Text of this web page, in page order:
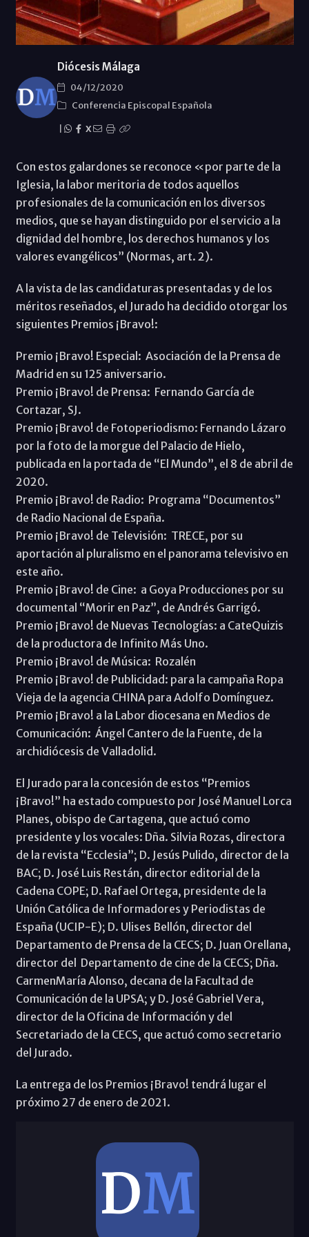
Diócesis Málaga
04/12/2020
Conferencia Episcopal Española
X
Con estos galardones se reconoce «por parte de la
Iglesia, la labor meritoria de todos aquellos
profesionales de la comunicación en los diversos
medios, que se hayan distinguido por el servicio a la
dignidad del hombre, los derechos humanos y los
valores evangélicos” (Normas, art. 2).
A la vista de las candidaturas presentadas y de los
méritos reseñados, el Jurado ha decidido otorgar los
siguientes Premios ¡Bravo!:
Premio ¡Bravo! Especial: Asociación de la Prensa de
Madrid en su 125 aniversario.
Premio ¡Bravo! de Prensa: Fernando García de
Cortazar, SJ.
Premio ¡Bravo! de Fotoperiodismo: Fernando Lázaro
por la foto de la morgue del Palacio de Hielo,
publicada en la portada de “El Mundo”, el 8 de abril de
2020.
Premio ¡Bravo! de Radio: Programa “Documentos”
de Radio Nacional de España.
Premio ¡Bravo! de Televisión: TRECE, por su
aportación al pluralismo en el panorama televisivo en
este año.
Premio ¡Bravo! de Cine: a Goya Producciones por su
documental “Morir en Paz”, de Andrés Garrigó.
Premio ¡Bravo! de Nuevas Tecnologías: a CateQuizis
de la productora de Infinito Más Uno.
Premio ¡Bravo! de Música: Rozalén
Premio ¡Bravo! de Publicidad: para la campaña Ropa
Vieja de la agencia CHINA para Adolfo Domínguez.
Premio ¡Bravo! a la Labor diocesana en Medios de
Comunicación: Ángel Cantero de la Fuente, de la
archidiócesis de Valladolid.
El Jurado para la concesión de estos “Premios
¡Bravo!” ha estado compuesto por José Manuel Lorca
Planes, obispo de Cartagena, que actuó como
presidente y los vocales: Dña. Silvia Rozas, directora
de la revista “Ecclesia”; D. Jesús Pulido, director de la
BAC; D. José Luis Restán, director editorial de la
Cadena COPE; D. Rafael Ortega, presidente de la
Unión Católica de Informadores y Periodistas de
España (UCIP-E); D. Ulises Bellón, director del
Departamento de Prensa de la CECS; D. Juan Orellana,
director del Departamento de cine de la CECS; Dña.
CarmenMaría Alonso, decana de la Facultad de
Comunicación de la UPSA; y D. José Gabriel Vera,
director de la Oficina de Información y del
Secretariado de la CECS, que actuó como secretario
del Jurado.
La entrega de los Premios ¡Bravo! tendrá lugar el
próximo 27 de enero de 2021.